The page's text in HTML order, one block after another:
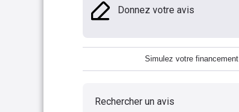
Donnez votre avis
Simulez votre financement
Rechercher un avis